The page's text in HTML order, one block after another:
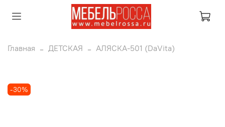
Главная ДЕТСКАЯ АЛЯСКА-501 (DaVita)
-30%